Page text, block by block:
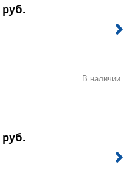
руб.
В наличии
руб.